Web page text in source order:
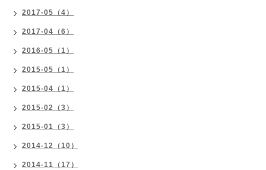
2017-05（4）
2017-04（6）
2016-05（1）
2015-05（1）
2015-04（1）
2015-02（3）
2015-01（3）
2014-12（10）
2014-11（17）